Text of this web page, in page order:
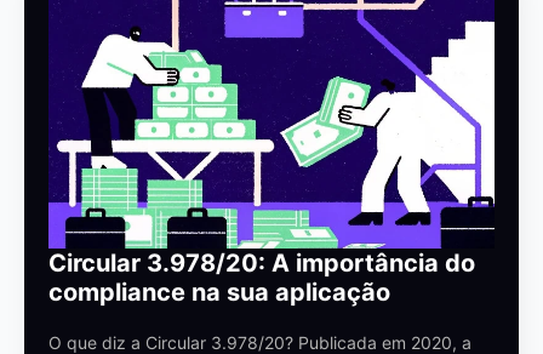
Circular 3.978/20: A importância do
compliance na sua aplicação
O que diz a Circular 3.978/20? Publicada em 2020, a